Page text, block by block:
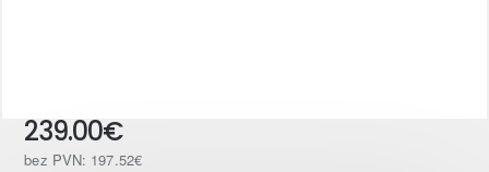
239.00€
bez PVN: 197.52€